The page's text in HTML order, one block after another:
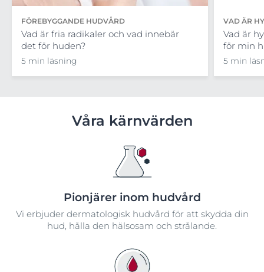
FÖREBYGGANDE HUDVÅRD
Vad är fria radikaler och vad innebär
det för huden?
5 min läsning
VAD ÄR
Vad är
för min
5 min
Våra kärnvärden
Pionjärer inom hudvård
Vi erbjuder dermatologisk hudvård för att skydda din
hud, hålla den hälsosam och strålande.